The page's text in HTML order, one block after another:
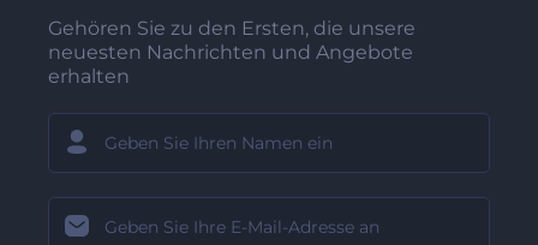
Gehören Sie zu den Ersten, die unsere
neuesten Nachrichten und Angebote
erhalten